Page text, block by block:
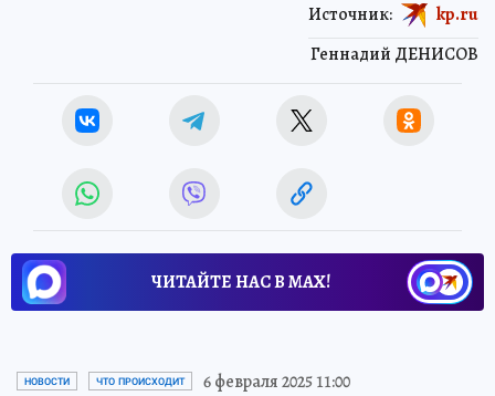
Геннадий ДЕНИСОВ
Источник: kp.ru
ЧИТАЙТЕ НАС В МАХ!
НОВОСТИ ЧТО ПРОИСХОДИТ 6 февраля 2025 11:00